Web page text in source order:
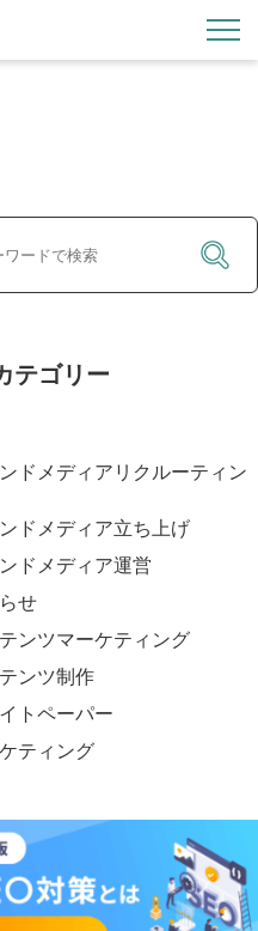
テゴリー
ドメディアリクルーティン
ドメディア立ち上げ
ドメディア運営
せ
ンツマーケティング
ンツ制作
トペーパー
ティング